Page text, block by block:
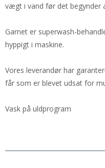
vægt i vand før det begynder
Garnet er superwash-
hyppigt i maskine.
Vores leverandør har
får som er blevet udsat for
Vask på uldprogram